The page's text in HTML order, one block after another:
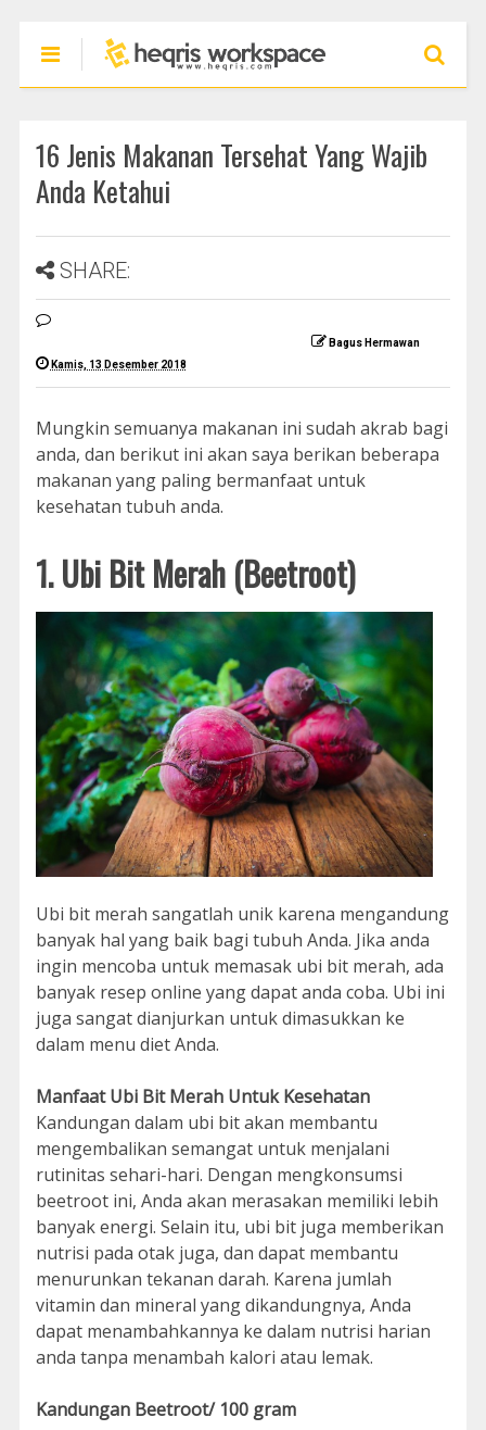
16 Jenis Makanan Tersehat Yang Wajib
Anda Ketahui
SHARE:
Bagus Hermawan
Kamis, 13 Desember 2018
Mungkin semuanya makanan ini sudah akrab bagi
anda, dan berikut ini akan saya berikan beberapa
makanan yang paling bermanfaat untuk
kesehatan tubuh anda.
1. Ubi Bit Merah (Beetroot)
Ubi bit merah sangatlah unik karena mengandung
banyak hal yang baik bagi tubuh Anda. Jika anda
ingin mencoba untuk memasak ubi bit merah, ada
banyak resep online yang dapat anda coba. Ubi ini
juga sangat dianjurkan untuk dimasukkan ke
dalam menu diet Anda.
Manfaat Ubi Bit Merah Untuk Kesehatan
Kandungan dalam ubi bit akan membantu
mengembalikan semangat untuk menjalani
rutinitas sehari-hari. Dengan mengkonsumsi
beetroot ini, Anda akan merasakan memiliki lebih
banyak energi. Selain itu, ubi bit juga memberikan
nutrisi pada otak juga, dan dapat membantu
menurunkan tekanan darah. Karena jumlah
vitamin dan mineral yang dikandungnya, Anda
dapat menambahkannya ke dalam nutrisi harian
anda tanpa menambah kalori atau lemak.
Kandungan Beetroot/ 100 gram